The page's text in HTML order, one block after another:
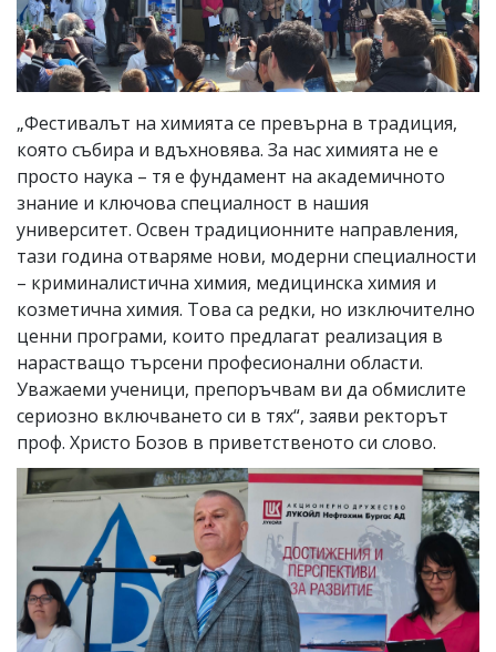
„Фестивалът на химията се превърна в традиция,
която събира и вдъхновява. За нас химията не е
просто наука – тя е фундамент на академичното
знание и ключова специалност в нашия
университет. Освен традиционните направления,
тази година отваряме нови, модерни специалности
– криминалистична химия, медицинска химия и
козметична химия. Това са редки, но изключително
ценни програми, които предлагат реализация в
нарастващо търсени професионални области.
Уважаеми ученици, препоръчвам ви да обмислите
сериозно включването си в тях“, заяви ректорът
проф. Христо Бозов в приветственото си слово.